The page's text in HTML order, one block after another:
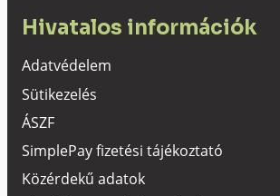
Hivatalos információk
Adatvédelem
Sütikezelés
ÁSZF
SimplePay fizetési tájékoztató
Közérdekű adatok